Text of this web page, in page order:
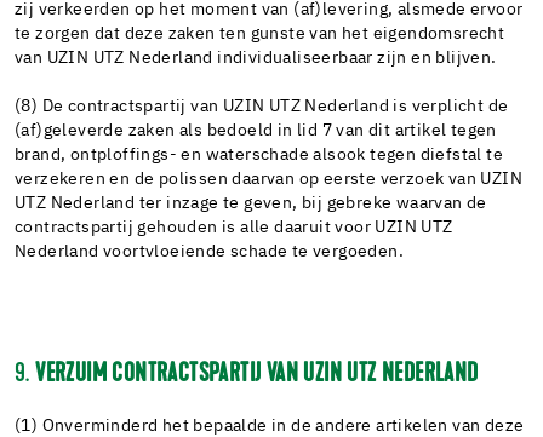
zij verkeerden op het moment van (af)levering, alsmede ervoor
te zorgen dat deze zaken ten gunste van het eigendomsrecht
van UZIN UTZ Nederland individualiseerbaar zijn en blijven.
(8) De contractspartij van UZIN UTZ Nederland is verplicht de
(af)geleverde zaken als bedoeld in lid 7 van dit artikel tegen
brand, ontploffings- en waterschade alsook tegen diefstal te
verzekeren en de polissen daarvan op eerste verzoek van UZIN
UTZ Nederland ter inzage te geven, bij gebreke waarvan de
contractspartij gehouden is alle daaruit voor UZIN UTZ
Nederland voortvloeiende schade te vergoeden.
9. VERZUIM CONTRACTSPARTIJ VAN UZIN UTZ NEDERLAND
(1) Onverminderd het bepaalde in de andere artikelen van deze